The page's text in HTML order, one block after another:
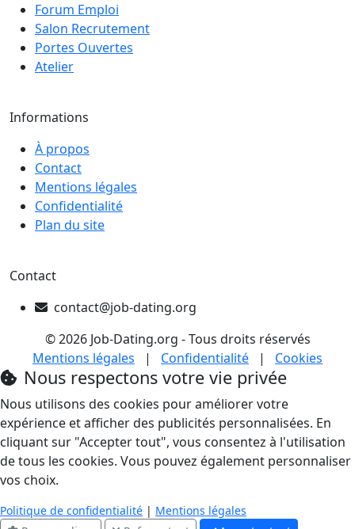
Forum Emploi
Salon Recrutement
Portes Ouvertes
Atelier
Informations
À propos
Contact
Mentions légales
Confidentialité
Plan du site
Contact
contact@job-dating.org
© 2026 Job-Dating.org - Tous droits réservés
Mentions légales
| Confidentialité | Cookies
Nous respectons votre vie privée
Nous utilisons des cookies pour améliorer votre
expérience et afficher des publicités personnalisées. En
cliquant sur "Accepter tout", vous consentez à l'utilisation
de tous les cookies. Vous pouvez également personnaliser
vos choix.
Politique de confidentialité | Mentions légales